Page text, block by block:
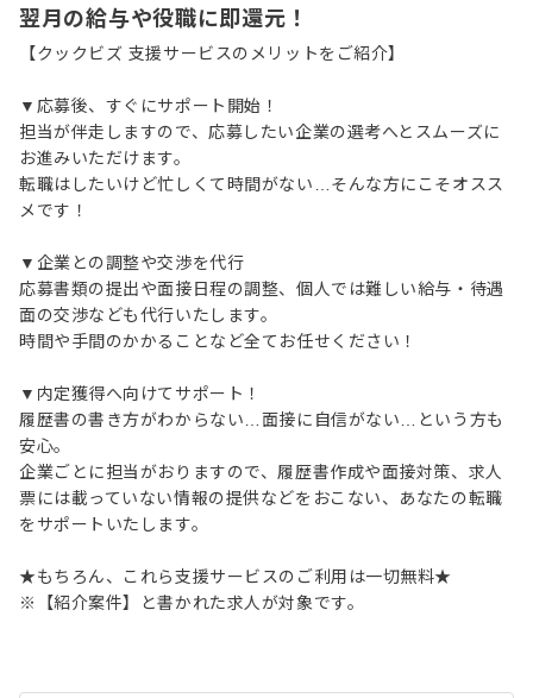
翌月の給与や役職に即還元！
【クックビズ 支援サービスのメリットをご紹介】
▼応募後、すぐにサポート開始！
担当が伴走しますので、応募したい企業の選考へとスムーズに
お進みいただけます。
転職はしたいけど忙しくて時間がない…そんな方にこそオスス
メです！
▼企業との調整や交渉を代行
応募書類の提出や面接日程の調整、個人では難しい給与・待遇
面の交渉なども代行いたします。
時間や手間のかかることなど全てお任せください！
▼内定獲得へ向けてサポート！
履歴書の書き方がわからない…面接に自信がない…という方も
安心。
企業ごとに担当がおりますので、履歴書作成や面接対策、求人
票には載っていない情報の提供などをおこない、あなたの転職
をサポートいたします。
★もちろん、これら支援サービスのご利用は一切無料★
※【紹介案件】と書かれた求人が対象です。